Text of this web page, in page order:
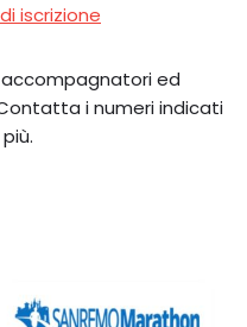
iscrizione
ed
i numeri indicati